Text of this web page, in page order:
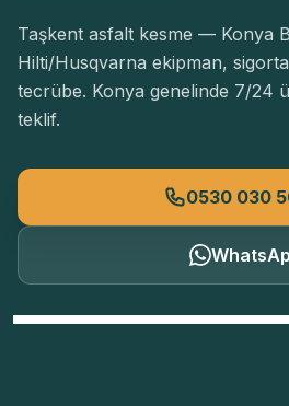
Taşkent asfalt kesme — Konya
Hilti/Husqvarna ekipman,
tecrübe. Konya genelinde 7/24
teklif.
0530 030